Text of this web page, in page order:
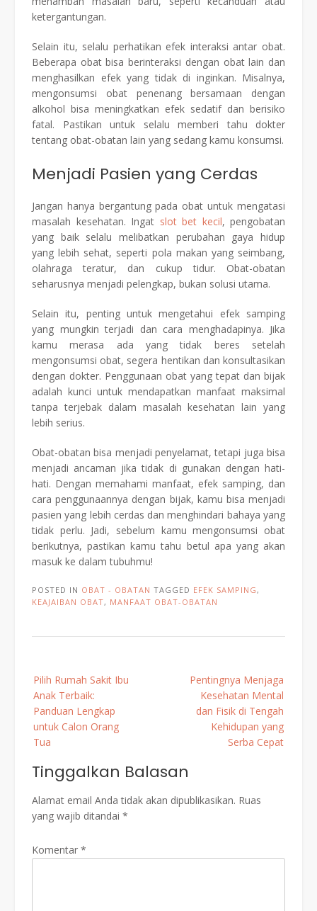
ketergantungan.
Selain itu, selalu perhatikan efek interaksi antar obat.
Beberapa obat bisa berinteraksi dengan obat lain dan
menghasilkan efek yang tidak di inginkan. Misalnya,
mengonsumsi obat penenang bersamaan dengan
alkohol bisa meningkatkan efek sedatif dan berisiko
fatal. Pastikan untuk selalu memberi tahu dokter
tentang obat-obatan lain yang sedang kamu konsumsi.
Menjadi Pasien yang Cerdas
Jangan hanya bergantung pada obat untuk mengatasi
masalah kesehatan. Ingat slot bet kecil, pengobatan
yang baik selalu melibatkan perubahan gaya hidup
yang lebih sehat, seperti pola makan yang seimbang,
olahraga teratur, dan cukup tidur. Obat-obatan
seharusnya menjadi pelengkap, bukan solusi utama.
Selain itu, penting untuk mengetahui efek samping
yang mungkin terjadi dan cara menghadapinya. Jika
kamu merasa ada yang tidak beres setelah
mengonsumsi obat, segera hentikan dan konsultasikan
dengan dokter. Penggunaan obat yang tepat dan bijak
adalah kunci untuk mendapatkan manfaat maksimal
tanpa terjebak dalam masalah kesehatan lain yang
lebih serius.
Obat-obatan bisa menjadi penyelamat, tetapi juga bisa
menjadi ancaman jika tidak di gunakan dengan hati-
hati. Dengan memahami manfaat, efek samping, dan
cara penggunaannya dengan bijak, kamu bisa menjadi
pasien yang lebih cerdas dan menghindari bahaya yang
tidak perlu. Jadi, sebelum kamu mengonsumsi obat
berikutnya, pastikan kamu tahu betul apa yang akan
masuk ke dalam tubuhmu!
POSTED IN OBAT - OBATAN TAGGED EFEK SAMPING ,
KEAJAIBAN OBAT, MANFAAT OBAT-OBATAN
navigation
Pilih Rumah Sakit Ibu
Anak Terbaik:
Panduan Lengkap
untuk Calon Orang
Tua
Pentingnya Menjaga
Kesehatan Mental
dan Fisik di Tengah
Kehidupan yang
Serba Cepat
Tinggalkan Balasan
Alamat email Anda tidak akan dipublikasikan. Ruas
yang wajib ditandai *
Komentar *